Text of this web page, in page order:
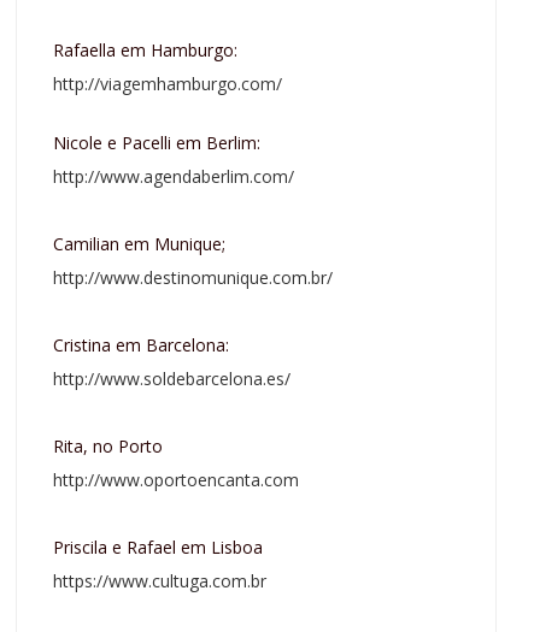
Rafaella em Hamburgo:
http://viagemhamburgo.com/
Nicole e Pacelli em Berlim:
http://www.agendaberlim.com/
Camilian em Munique;
http://www.destinomunique.com.br/
Cristina em Barcelona:
http://www.soldebarcelona.es/
Rita, no Porto
http://www.oportoencanta.com
Priscila e Rafael em Lisboa
https://www.cultuga.com.br